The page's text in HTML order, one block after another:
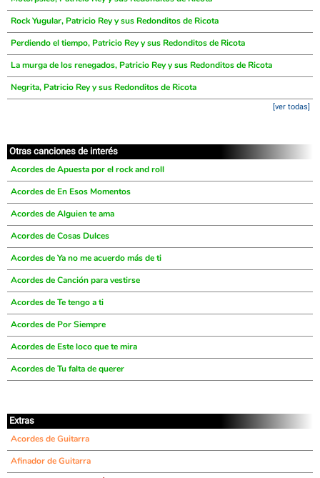
Rock Yugular, Patricio Rey y sus Redonditos de Ricota
Perdiendo el tiempo, Patricio Rey y sus Redonditos de Ricota
La murga de los renegados, Patricio Rey y sus Redonditos de Ricota
Negrita, Patricio Rey y sus Redonditos de Ricota
[ver todas]
Otras canciones de interés
Acordes de Apuesta por el rock and roll
Acordes de En Esos Momentos
Acordes de Alguien te ama
Acordes de Cosas Dulces
Acordes de Ya no me acuerdo más de ti
Acordes de Canción para vestirse
Acordes de Te tengo a ti
Acordes de Por Siempre
Acordes de Este loco que te mira
Acordes de Tu falta de querer
Extras
Acordes de Guitarra
Afinador de Guitarra